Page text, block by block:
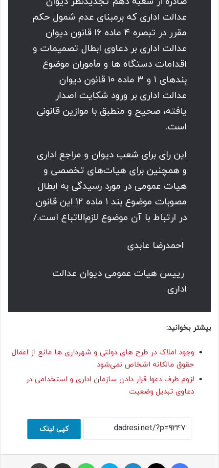
عدالت اداری که برمبنای عدم شمول حکم
مقرر در تبصره ۴ ماده ۱۶ قانون دیوان
عدالت اداری بر دعاوی ابطال تصمیمات و
اقدامات دستگاه ها و مأموران موضوع
بندهای ۱ و ۳ ماده ۱۰ قانون دیوان
عدالت اداری بر ورود شکایت اصدار
یافته، صحیح و منطبق با موازین قانونی
است.
این رای برای شعب دیوان و مراجع اداری
و همچنین برای هیات‌های تخصصی و
هیات عمومی در مورد رسیدگی به ابطال
مصوبات موضوع بند ۱ ماده ۱۲ این قانون
در ارتباط با آن موضوع لازم‌الاتباع است./
احمدرضا عابدی
رییس هیات عمومی دیوان عدالت
اداری
بیشتر بخوانید:
وجود املاک در طرح های دولتی و شهرداری ها مانع از اعمال
حقوق مالکانه اشخاص نمی‌شود
لزوم طرف دعوا قرار دادن سازمان اداری و استخدامی در
دعاوی تبدیل وضعیت
کپی لینک
فیسبوک ایکس لینکداین اسکایپ واتس آپ اشتراک با ایمیل